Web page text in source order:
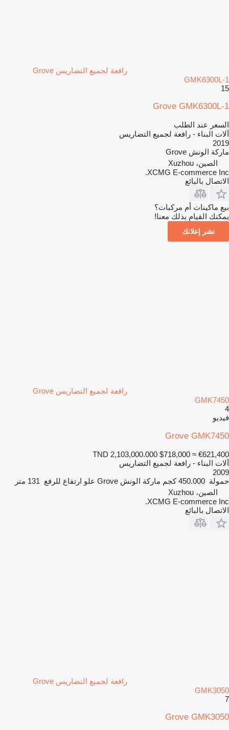
رافعة لجميع التضاريس Grove
GMK6300L-1
15
Grove GMK6300L-1
السعر عند الطلب
آلات البناء - رافعة لجميع التضاريس
2019
ماركة الونش Grove
الصين، Xuzhou
XCMG E-commerce Inc.
الاتصال بالبائع
بيع ماكينات أم مركبات؟
يمكنك القيام بذلك معنا!
نشر إعلانك
رافعة لجميع التضاريس Grove
GMK7450
4
فيديو
Grove GMK7450
TND 2,103,000.000 $718,000 ≈ €621,400
آلات البناء - رافعة لجميع التضاريس
2009
حمولة 450.000 كجم ماركة الونش Grove علو ارتفاع للرفع 131 متر
الصين، Xuzhou
XCMG E-commerce Inc.
الاتصال بالبائع
رافعة لجميع التضاريس Grove
GMK3050
7
Grove GMK3050